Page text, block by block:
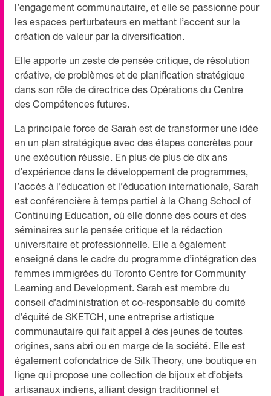
l’engagement communautaire, et elle se passionne pour
les espaces perturbateurs en mettant l’accent sur la
création de valeur par la diversification.
Elle apporte un zeste de pensée critique, de résolution
créative, de problèmes et de planification stratégique
dans son rôle de directrice des Opérations du Centre
des Compétences futures.
La principale force de Sarah est de transformer une idée
en un plan stratégique avec des étapes concrètes pour
une exécution réussie. En plus de plus de dix ans
d’expérience dans le développement de programmes,
l’accès à l’éducation et l’éducation internationale, Sarah
est conférencière à temps partiel à la Chang School of
Continuing Education, où elle donne des cours et des
séminaires sur la pensée critique et la rédaction
universitaire et professionnelle. Elle a également
enseigné dans le cadre du programme d’intégration des
femmes immigrées du Toronto Centre for Community
Learning and Development. Sarah est membre du
conseil d’administration et co-responsable du comité
d’équité de SKETCH, une entreprise artistique
communautaire qui fait appel à des jeunes de toutes
origines, sans abri ou en marge de la société. Elle est
également cofondatrice de Silk Theory, une boutique en
ligne qui propose une collection de bijoux et d’objets
artisanaux indiens, alliant design traditionnel et